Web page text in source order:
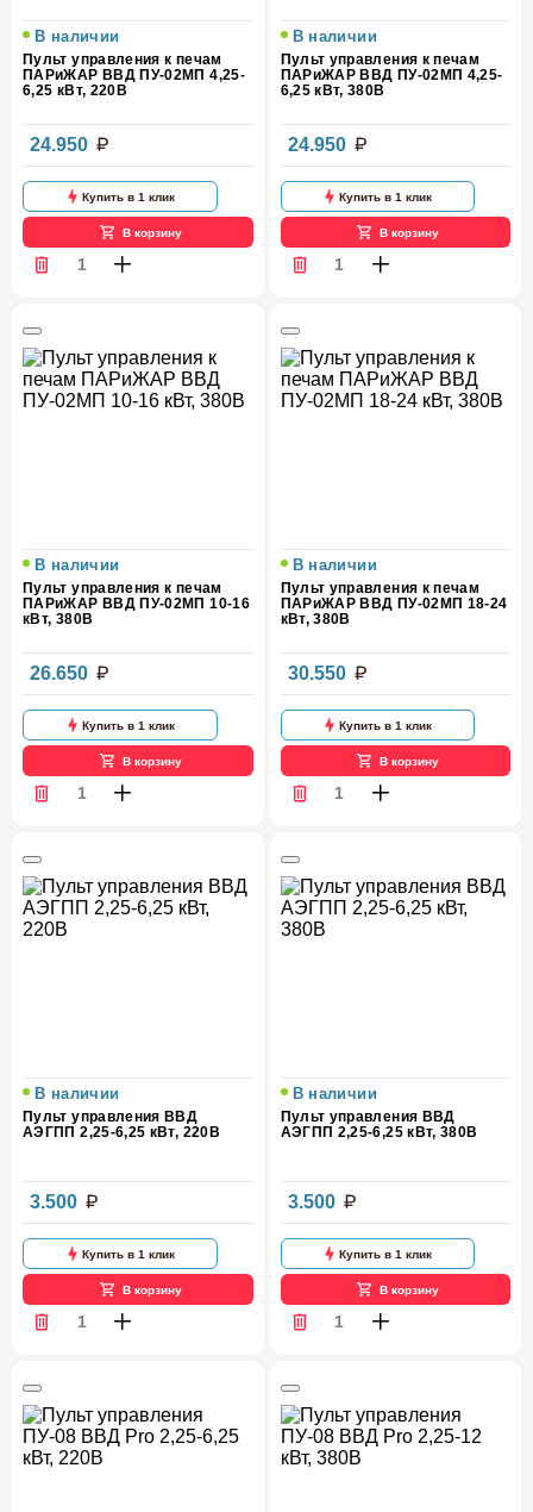
В наличии
Пульт управления к печам
ПАРиЖАР ВВД ПУ-02МП 4,25-
6,25 кВт, 220В
24.950
Купить в 1 клик
В корзину
В наличии
Пульт управления к печам
ПАРиЖАР ВВД ПУ-02МП 4,25-
6,25 кВт, 380В
24.950
Купить в 1 клик
В корзину
В наличии
Пульт управления к печам
ПАРиЖАР ВВД ПУ-02МП 10-16
кВт, 380В
26.650
Купить в 1 клик
В корзину
В наличии
Пульт управления к печам
ПАРиЖАР ВВД ПУ-02МП 18-24
кВт, 380В
30.550
Купить в 1 клик
В корзину
В наличии
Пульт управления ВВД
АЭГПП 2,25-6,25 кВт, 220В
3.500
Купить в 1 клик
В корзину
В наличии
Пульт управления ВВД
АЭГПП 2,25-6,25 кВт, 380В
3.500
Купить в 1 клик
В корзину